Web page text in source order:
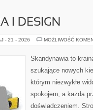
I DESIGN
- 21 - 2026 MOŻLIWOŚĆ
Skandynawia to
szukające nowych
którym niezwykłe
spokojem, a każda
doświadczeniem.